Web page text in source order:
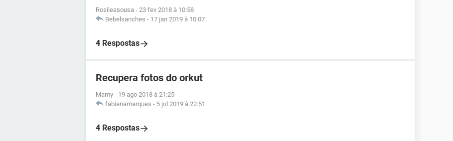
Rosileasousa - 23 fev 2018 à 10:58
Bebelsanches - 17 jan 2019 à 10:07
4 Respostas
Recupera fotos do orkut
Mamy - 19 ago 2018 à 21:25
fabianamarques - 5 jul 2019 à 22:51
4 Respostas